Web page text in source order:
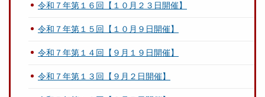
令和７年第１６回【１０月２３日開催】
令和７年第１５回【１０月９日開催】
令和７年第１４回【９月１９日開催】
令和７年第１３回【９月２日開催】